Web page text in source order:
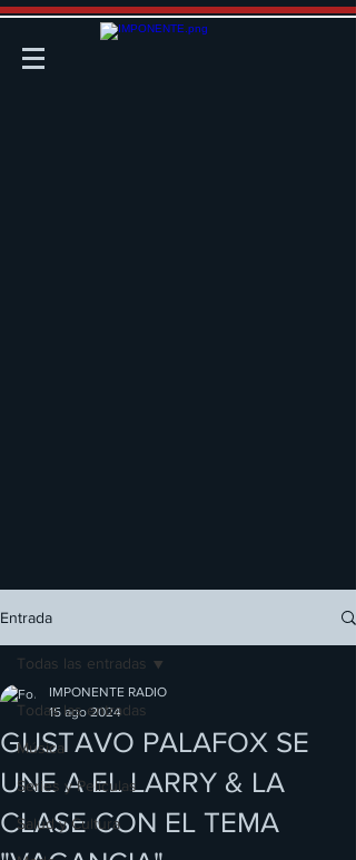
Entrada
Todas las entradas
Música
Series y Películas
Salud y Cultura
Todas las entradas
GUSTAVO PALAFOX SE
UNE A EL LARRY & LA
CLASE CON EL TEMA
IMPONENTE RADIO
15 ago 2024